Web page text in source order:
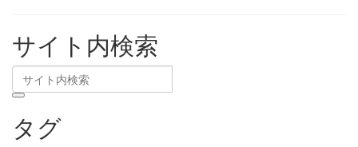
サイト内検索
タグ